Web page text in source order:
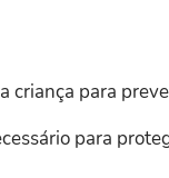
criança para
para